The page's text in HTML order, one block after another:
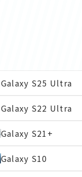
Galaxy S25 Ultra
Galaxy S22 Ultra
Galaxy S21+
Galaxy S10